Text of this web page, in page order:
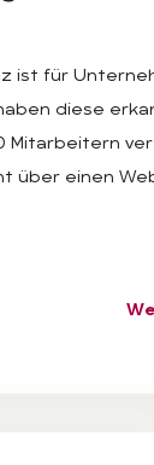
ist für
diese
Mitarbeitern
über einen